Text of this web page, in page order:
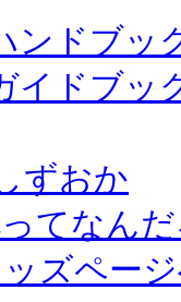
てなん
ズペー